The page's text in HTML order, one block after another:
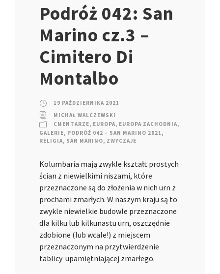
Podróż 042: San
Marino cz.3 –
Cimitero Di
Montalbo
19 PAŹDZIERNIKA 2021
MICHAŁ WALCZEWSKI
CMENTARZE, EUROPA, EUROPA ZACHODNIA,
GALERIE, PODRÓŻ 042 – SAN MARINO 2021 ,
RELIGIA, SAN MARINO, ZWYCZAJE
Kolumbaria mają zwykle kształt prostych
ścian z niewielkimi niszami, które
przeznaczone są do złożenia w nich urn z
prochami zmarłych. W naszym kraju są to
zwykle niewielkie budowle przeznaczone
dla kilku lub kilkunastu urn, oszczędnie
zdobione (lub wcale!) z miejscem
przeznaczonym na przytwierdzenie
tablicy upamiętniającej zmarłego.